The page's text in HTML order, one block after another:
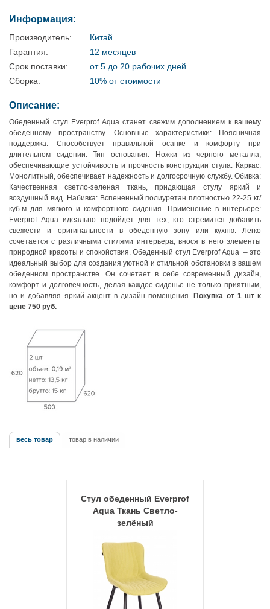
Информация:
Производитель:
Китай
Гарантия:
12 месяцев
Срок поставки:
от 5 до 20 рабочих дней
Сборка:
10% от стоимости
Описание:
Обеденный стул Everprof Aqua станет свежим дополнением к вашему
обеденному пространству. Основные характеристики: Поясничная
поддержка: Способствует правильной осанке и комфорту при
длительном сидении. Тип основания: Ножки из черного металла,
обеспечивающие устойчивость и прочность конструкции стула. Каркас:
Монолитный, обеспечивает надежность и долгосрочную службу. Обивка:
Качественная светло-зеленая ткань, придающая стулу яркий и
воздушный вид. Набивка: Вспененный полиуретан плотностью 22-25 кг/
куб.м для мягкого и комфортного сидения. Применение в интерьере:
Everprof Aqua идеально подойдет для тех, кто стремится добавить
свежести и оригинальности в обеденную зону или кухню. Легко
сочетается с различными стилями интерьера, внося в него элементы
природной красоты и спокойствия. Обеденный стул Everprof Aqua – это
идеальный выбор для создания уютной и стильной обстановки в вашем
обеденном пространстве. Он сочетает в себе современный дизайн,
комфорт и долговечность, делая каждое сиденье не только приятным,
но и добавляя яркий акцент в дизайн помещения.Покупка от 1 шт к
цене 750 руб.
весь товар товар в наличии
Стул обеденный Everprof
Aqua Ткань Светло-
зелёный